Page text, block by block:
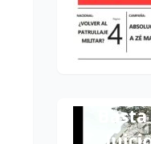
Reproductor